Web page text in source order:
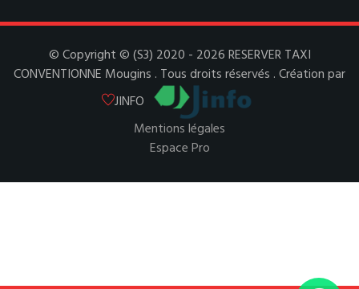
© Copyright © (S3) 2020 - 2026 RESERVER TAXI
CONVENTIONNE Mougins . Tous droits réservés . Création par
JINFO
Mentions légales
Espace Pro